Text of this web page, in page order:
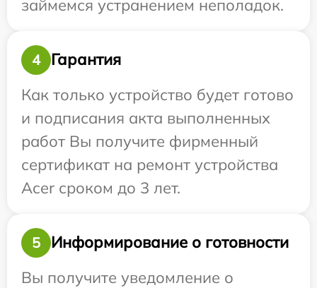
займемся устранением неполадок.
4
Гарантия
Как только устройство будет готово
и подписания акта выполненных
работ Вы получите фирменный
сертификат на ремонт устройства
Acer сроком до 3 лет.
5
Информирование о готовности
Вы получите уведомление о